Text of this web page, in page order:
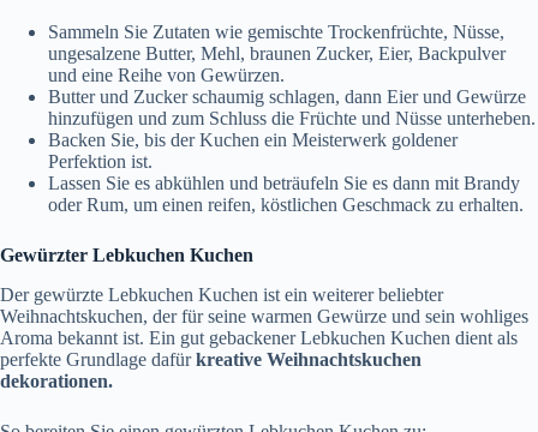
Sammeln Sie Zutaten wie gemischte Trockenfrüchte, Nüsse,
ungesalzene Butter, Mehl, braunen Zucker, Eier, Backpulver
und eine Reihe von Gewürzen.
Butter und Zucker schaumig schlagen, dann Eier und Gewürze
hinzufügen und zum Schluss die Früchte und Nüsse unterheben.
Backen Sie, bis der Kuchen ein Meisterwerk goldener
Perfektion ist.
Lassen Sie es abkühlen und beträufeln Sie es dann mit Brandy
oder Rum, um einen reifen, köstlichen Geschmack zu erhalten.
Gewürzter Lebkuchen Kuchen
Der gewürzte Lebkuchen Kuchen ist ein weiterer beliebter
Weihnachtskuchen, der für seine warmen Gewürze und sein wohliges
Aroma bekannt ist. Ein gut gebackener Lebkuchen Kuchen dient als
perfekte Grundlage dafürkreative Weihnachtskuchen
dekorationen.